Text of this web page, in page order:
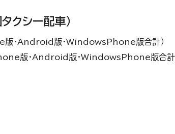
クシー配車）
版・Android版・WindowsPhone版合計）
版・Android版・WindowsPhone版合計